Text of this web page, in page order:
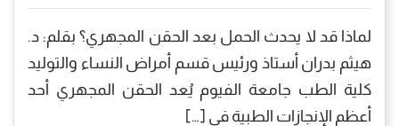
لماذا قد لا يحدث الحمل بعد الحقن المجهري؟ بقلم: د.
هيثم بدران أستاذ ورئيس قسم أمراض النساء والتوليد
كلية الطب جامعة الفيوم يُعد الحقن المجهري أحد
أعظم الإنجازات الطبية في […]